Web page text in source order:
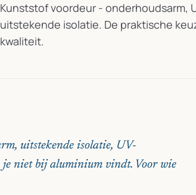
Kunststof voordeur - onderhoudsarm,
uitstekende isolatie. De praktische
kwaliteit.
uitstekende isolatie, UV-
je niet bij aluminium vindt. Voor wie